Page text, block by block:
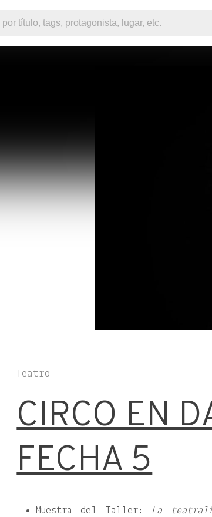
Teatro
CIRCO EN
FECHA 5
Muestra del Taller: La